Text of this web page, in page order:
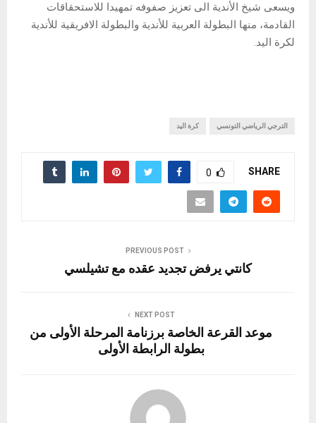
ويسعى شيخ الأندية الى تعزيز صفوفه تمهيدا للاستحقاقات
القادمة، منها البطولة العربية للأندية والبطولة الافريقية للأندية
لكرة اليد.
الترجي الرياضي التونسي كرة اليد
SHARE
0
PREVIOUS POST
كانتي يرفض تجديد عقده مع تشيلسي
NEXT POST
موعد القرعة الخاصة برزنامة المرحلة الأولى من
بطولة الرابطة الأولى